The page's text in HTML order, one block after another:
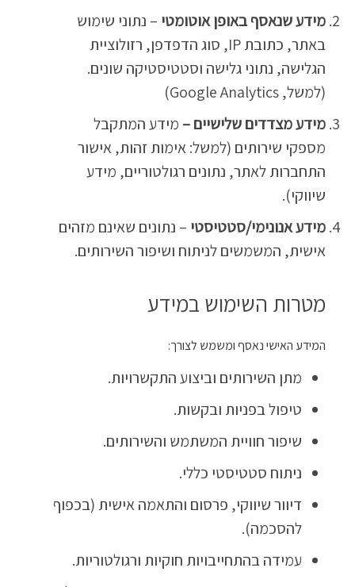
מידע שנאסף באופן אוטומטי – נתוני שימוש
באתר, כתובת IP, סוג הדפדפן, רזולוציית
הגלישה, נתוני גלישה וסטטיסטיקה שונים.
(למשל, Google Analytics)
מידע מצדדים שלישיים – מידע המתקבל
מספקי שירותים (למשל: אימות זהות, אישור
התחברות לאתר, נתונים רגולטוריים, מידע
שיווקי).
מידע אנונימי/סטטיסטי – נתונים שאינם מזהים
אישית, המשמשים לניתוח ושיפור השירותים.
מטרות השימוש במידע
המידע האישי נאסף ומשמש לצורך:
מתן השירותים וביצוע התקשרויות.
טיפול בפניות ובקשות.
שיפור חוויית המשתמש והשירותים.
ניתוח סטטיסטי כללי.
דיוור שיווקי, פרסום והתאמה אישית (בכפוף
להסכמה).
עמידה בהתחייבויות חוקיות ורגולטוריות.